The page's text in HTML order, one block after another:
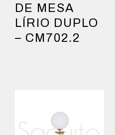
DE MESA
LÍRIO DUPLO
– CM702.2